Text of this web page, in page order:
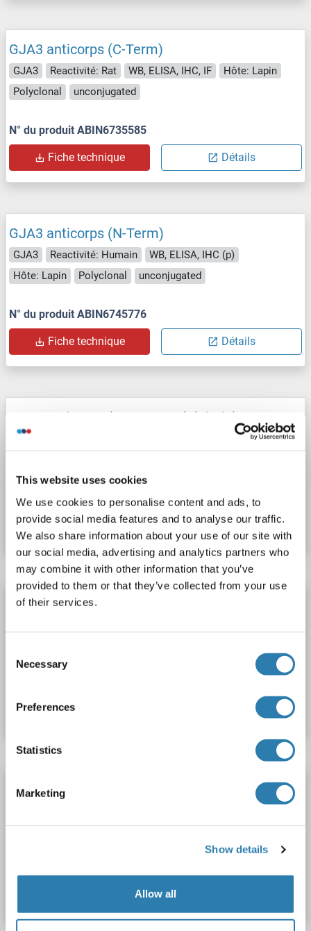
This website uses cookies
We use cookies to personalise content and ads, to
provide social media features and to analyse our traffic.
We also share information about your use of our site with
our social media, advertising and analytics partners who
may combine it with other information that you’ve
provided to them or that they’ve collected from your use
of their services.
Selection
Necessary
Preferences
Statistics
Marketing
Show details
Allow all
GJA3 anticorps (C-Term)
GJA3 Reactivité: Rat WB, ELISA, IHC, IF
Hôte: Lapin
Polyclonal
unconjugated
N° du produit ABIN6735585
Fiche technique Détails
GJA3 anticorps (N-Term)
GJA3 Reactivité: Humain
WB, ELISA, IHC (p)
Hôte: Lapin
Polyclonal unconjugated
N° du produit ABIN6745776
Fiche technique Détails
GJA3 anticorps (AA 108-139) (Biotin)
GJA3
WB, ELISA, IHC, IHC (p)
N° du produit ABIN1898545
Fiche technique Détails
GJA3 anticorps (AA 108-139) (FITC)
Fiche technique
GJA3 anticorps (AA 108-139) (APC)
Hôte: Lapin
Polyclonal APC